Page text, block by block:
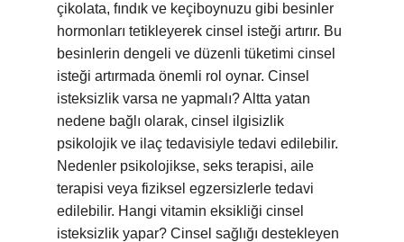
çikolata, fındık ve keçiboynuzu gibi besinler
hormonları tetikleyerek cinsel isteği artırır. Bu
besinlerin dengeli ve düzenli tüketimi cinsel
isteği artırmada önemli rol oynar. Cinsel
isteksizlik varsa ne yapmalı? Altta yatan
nedene bağlı olarak, cinsel ilgisizlik
psikolojik ve ilaç tedavisiyle tedavi edilebilir.
Nedenler psikolojikse, seks terapisi, aile
terapisi veya fiziksel egzersizlerle tedavi
edilebilir. Hangi vitamin eksikliği cinsel
isteksizlik yapar? Cinsel sağlığı destekleyen